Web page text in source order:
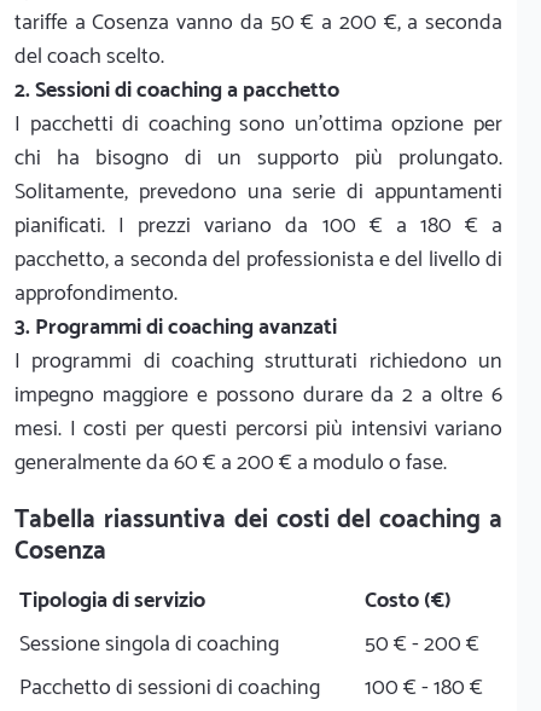
tariffe a Cosenza vanno da 50 € a 200 €, a seconda
del coach scelto.
2. Sessioni di coaching a pacchetto
I pacchetti di coaching sono un'ottima opzione per
chi ha bisogno di un supporto più prolungato.
Solitamente, prevedono una serie di appuntamenti
pianificati. I prezzi variano da 100 € a 180 € a
pacchetto, a seconda del professionista e del livello di
approfondimento.
3. Programmi di coaching avanzati
I programmi di coaching strutturati richiedono un
impegno maggiore e possono durare da 2 a oltre 6
mesi. I costi per questi percorsi più intensivi variano
generalmente da 60 € a 200 € a modulo o fase.
Tabella riassuntiva dei costi del coaching a
Cosenza
Tipologia di servizio
Costo (€)
Sessione singola di coaching
50 € - 200 €
Pacchetto di sessioni di coaching
100 € - 180 €